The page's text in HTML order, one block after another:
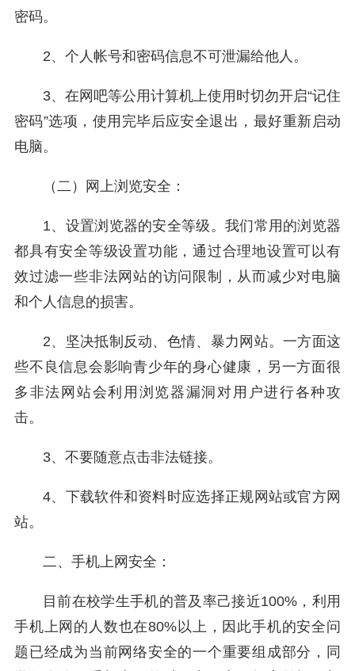
密码。
2、个人帐号和密码信息不可泄漏给他人。
3、在网吧等公用计算机上使用时切勿开启“记住
密码”选项，使用完毕后应安全退出，最好重新启动
电脑。
（二）网上浏览安全：
1、设置浏览器的安全等级。我们常用的浏览器
都具有安全等级设置功能，通过合理地设置可以有
效过滤一些非法网站的访问限制，从而减少对电脑
和个人信息的损害。
2、坚决抵制反动、色情、暴力网站。一方面这
些不良信息会影响青少年的身心健康，另一方面很
多非法网站会利用浏览器漏洞对用户进行各种攻
击。
3、不要随意点击非法链接。
4、下载软件和资料时应选择正规网站或官方网
站。
二、手机上网安全：
目前在校学生手机的普及率己接近100%，利用
手机上网的人数也在80%以上，因此手机的安全问
题已经成为当前网络安全的一个重要组成部分，同